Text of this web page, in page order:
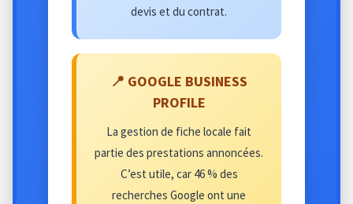
devis et du contrat.
📍 GOOGLE BUSINESS
PROFILE
La gestion de fiche locale fait
partie des prestations annoncées.
C’est utile, car 46 % des
recherches Google ont une